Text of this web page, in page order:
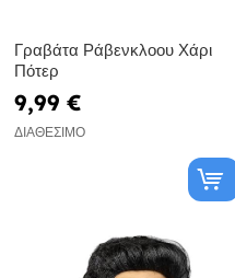
Γραβάτα Ράβενκλοου Χάρι
Πότερ
9,99 €
ΔΙΑΘΈΣΙΜΟ